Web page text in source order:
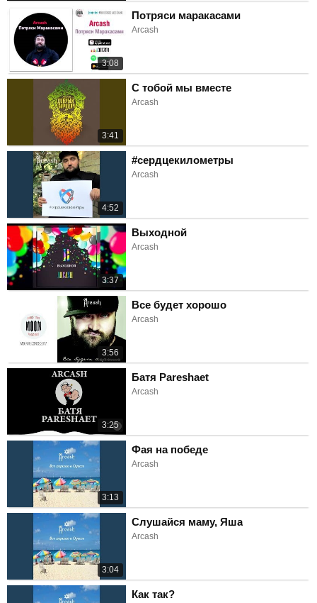
3:08
Потряси маракасами
Arcash
3:41
С тобой мы вместе
Arcash
4:52
#сердцекилометры
Arcash
3:37
Выходной
Arcash
3:56
Все будет хорошо
Arcash
3:25
Батя Pareshaet
Arcash
3:13
Фая на победе
Arcash
3:04
Слушайся маму, Яша
Arcash
Как так?